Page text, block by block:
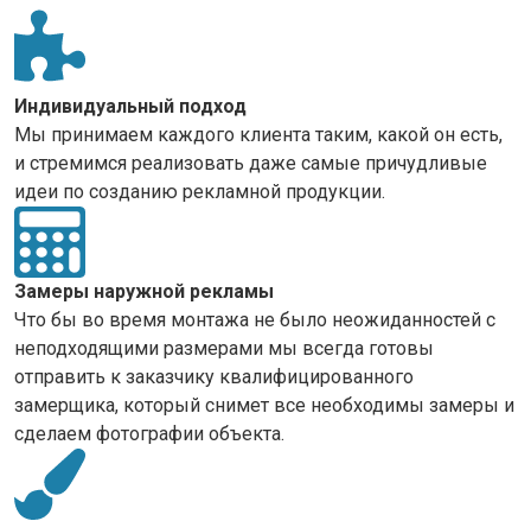
Индивидуальный подход
Мы принимаем каждого клиента таким, какой он есть,
и стремимся реализовать даже самые причудливые
идеи по созданию рекламной продукции.
Замеры наружной рекламы
Что бы во время монтажа не было неожиданностей с
неподходящими размерами мы всегда готовы
отправить к заказчику квалифицированного
замерщика, который снимет все необходимы замеры и
сделаем фотографии объекта.